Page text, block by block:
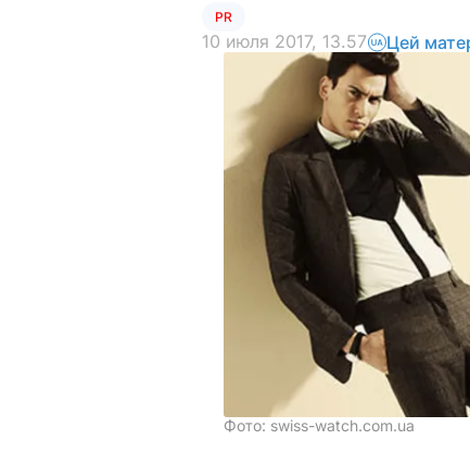
PR
10 июля 2017, 13.57 Цей
Фото: swiss-watch.com.ua